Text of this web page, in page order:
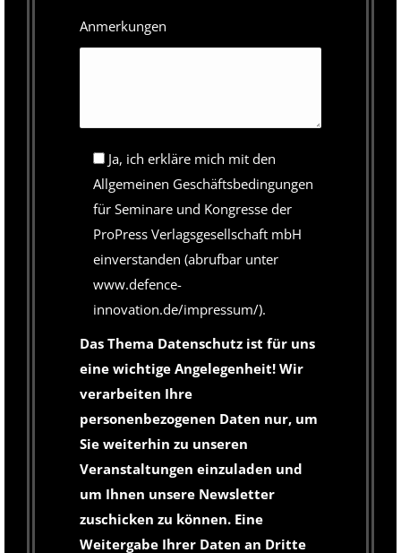
Anmerkungen
Ja, ich erkläre mich mit den
Allgemeinen Geschäftsbedingungen
für Seminare und Kongresse der
ProPress Verlagsgesellschaft mbH
einverstanden (abrufbar unter
www.defence-
innovation.de/impressum/).
Das Thema Datenschutz ist für uns
eine wichtige Angelegenheit! Wir
verarbeiten Ihre
personenbezogenen Daten nur, um
Sie weiterhin zu unseren
Veranstaltungen einzuladen und
um Ihnen unsere Newsletter
zuschicken zu können. Eine
Weitergabe Ihrer Daten an Dritte